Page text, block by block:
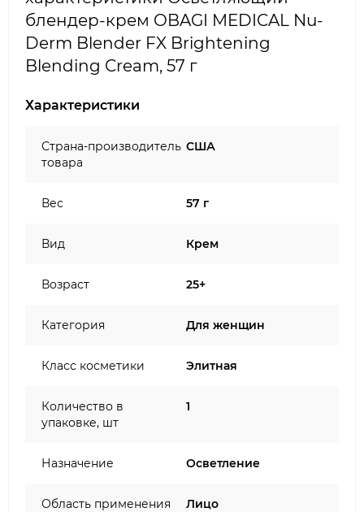
блендер-крем OBAGI MEDICAL Nu-
Derm Blender FX Brightening
Blending Cream, 57 г
Характеристики
Страна-производитель
товара
США
Вес 57 г
Вид Крем
Возраст 25+
Категория Для женщин
Класс косметики Элитная
Количество в
упаковке, шт
1
Назначение Осветление
Область применения Лицо